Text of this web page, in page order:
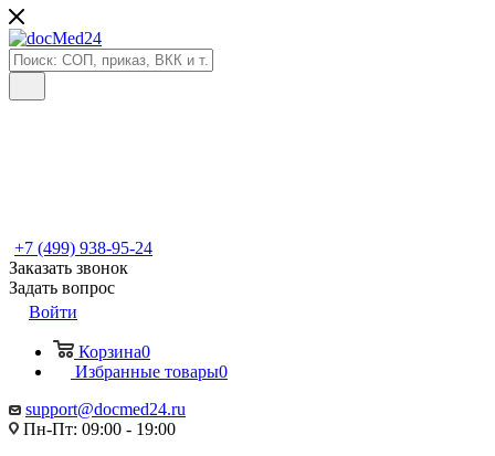
+7 (499) 938-95-24
Заказать звонок
Задать вопрос
Войти
Корзина0
Избранные товары0
support@docmed24.ru
Пн-Пт: 09:00 - 19:00